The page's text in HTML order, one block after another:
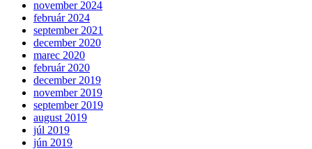
november 2024
február 2024
september 2021
december 2020
marec 2020
február 2020
december 2019
november 2019
september 2019
august 2019
júl 2019
jún 2019